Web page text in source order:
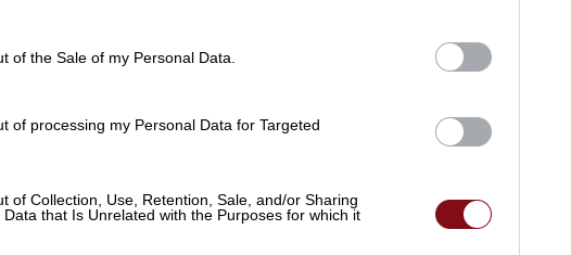
of the Sale of my Personal Data.
of processing my Personal Data for Targeted
of Collection, Use, Retention, Sale, and/or Sharing
that Is Unrelated with the Purposes for which it